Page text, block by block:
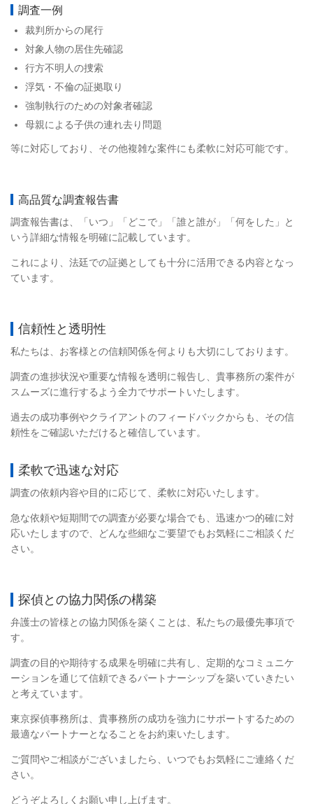
調査一例
裁判所からの尾行
対象人物の居住先確認
行方不明人の捜索
浮気・不倫の証拠取り
強制執行のための対象者確認
母親による子供の連れ去り問題
等に対応しており、その他複雑な案件にも柔軟に対応可能です。
高品質な調査報告書
調査報告書は、「いつ」「どこで」「誰と誰が」「何をした」と
いう詳細な情報を明確に記載しています。
これにより、法廷での証拠としても十分に活用できる内容となっ
ています。
信頼性と透明性
私たちは、お客様との信頼関係を何よりも大切にしております。
調査の進捗状況や重要な情報を透明に報告し、貴事務所の案件が
スムーズに進行するよう全力でサポートいたします。
過去の成功事例やクライアントのフィードバックからも、その信
頼性をご確認いただけると確信しています。
柔軟で迅速な対応
調査の依頼内容や目的に応じて、柔軟に対応いたします。
急な依頼や短期間での調査が必要な場合でも、迅速かつ的確に対
応いたしますので、どんな些細なご要望でもお気軽にご相談くだ
さい。
探偵との協力関係の構築
弁護士の皆様との協力関係を築くことは、私たちの最優先事項で
す。
調査の目的や期待する成果を明確に共有し、定期的なコミュニケ
ーションを通じて信頼できるパートナーシップを築いていきたい
と考えています。
東京探偵事務所は、貴事務所の成功を強力にサポートするための
最適なパートナーとなることをお約束いたします。
ご質問やご相談がございましたら、いつでもお気軽にご連絡くだ
さい。
どうぞよろしくお願い申し上げます。